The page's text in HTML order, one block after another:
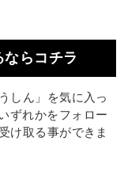
らコチラ
しん」を気に入っ
ずれかをフォロー
け取る事ができま